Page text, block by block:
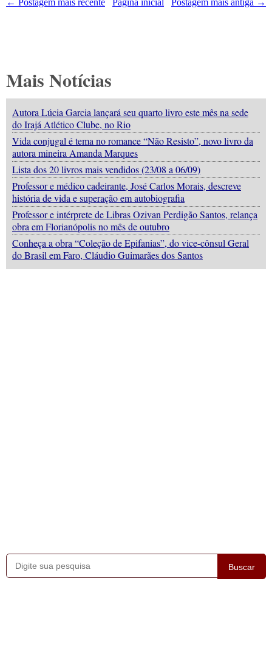
← Postagem mais recente Postagem mais antiga →
Página inicial
Mais Notícias
Autora Lúcia Garcia lançará seu quarto livro este mês na sede
do Irajá Atlético Clube, no Rio
Vida conjugal é tema no romance “Não Resisto”, novo livro da
autora mineira Amanda Marques
Lista dos 20 livros mais vendidos (23/08 a 06/09)
Professor e médico cadeirante, José Carlos Morais, descreve
história de vida e superação em autobiografia
Professor e intérprete de Libras Ozivan Perdigão Santos, relança
obra em Florianópolis no mês de outubro
Conheça a obra “Coleção de Epifanias”, do vice-cônsul Geral
do Brasil em Faro, Cláudio Guimarães dos Santos
Buscar